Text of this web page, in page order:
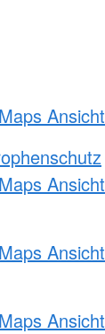
Ansicht
Ansicht
Ansicht
Ansicht